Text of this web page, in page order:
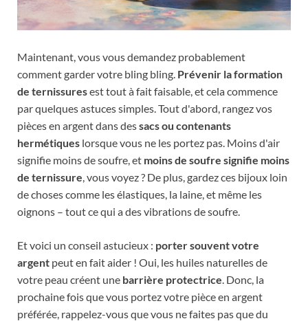
Maintenant, vous vous demandez probablement
comment garder votre bling bling. Prévenir la formation
de ternissuresest tout à fait faisable, et cela commence
par quelques astuces simples. Tout d'abord, rangez vos
pièces en argent dans dessacs ou contenants
hermétiques lorsque vous ne les portez pas. Moins d'air
signifie moins de soufre, et moins de soufre signifie moins
de ternissure , vous voyez ? De plus, gardez ces bijoux loin
de choses comme les élastiques, la laine, et même les
oignons – tout ce qui a des vibrations de soufre.
Et voici un conseil astucieux : porter souvent votre
argent peut en fait aider ! Oui, les huiles naturelles de
votre peau créent une barrière protectrice . Donc, la
prochaine fois que vous portez votre pièce en argent
préférée, rappelez-vous que vous ne faites pas que du